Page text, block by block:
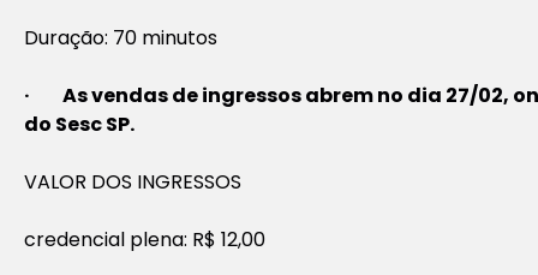
Duração: 70 minutos
· As vendas de ingressos abrem no dia 27/02,
do Sesc SP.
VALOR DOS INGRESSOS
credencial plena: R$ 12,00